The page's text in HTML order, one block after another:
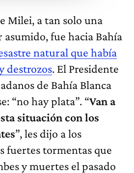
Milei, a tan solo una
asumido, fue hacia Bahía
natural que había
destrozos. El Presidente
de Bahía Blanca
“no hay plata”. “Van a
situación con los
”, les dijo a los
fuertes tormentas que
y muertes el pasado